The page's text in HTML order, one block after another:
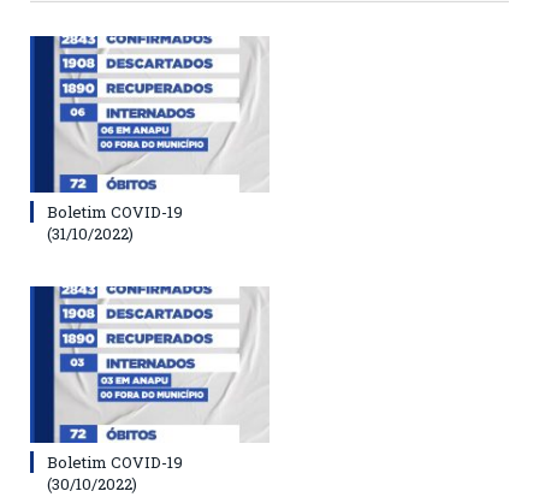
Boletim COVID-19
(31/10/2022)
Boletim COVID-19
(30/10/2022)